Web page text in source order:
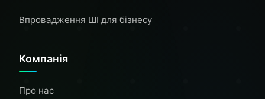
Впровадження ШІ для бізнесу
Компанія
Про нас